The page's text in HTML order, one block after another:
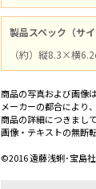
製品スペック（サイ
（約）縦8.3×横
商品の写真および画像
メーカーの都合により
商品の詳細につきまし
画像・テキストの無断
©2016 遠藤浅蜊･宝島